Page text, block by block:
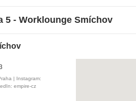
5 - Worklounge Smíchov
| Instagram:
empire-cz